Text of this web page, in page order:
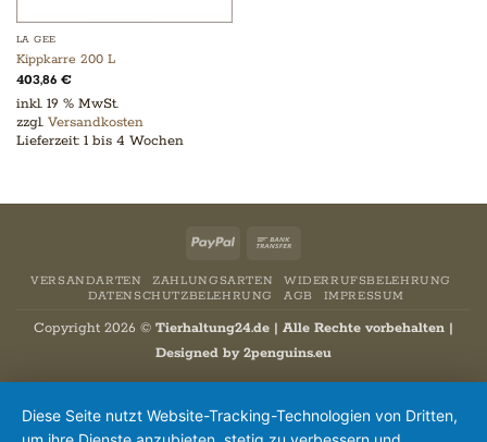
LA GEE
Kippkarre 200 L
403,86 €
inkl. 19 % MwSt.
zzgl. Versandkosten
Lieferzeit: 1 bis 4 Wochen
PayPal
VERSANDARTEN ZAHLUNGSARTEN
WIDERRUFSBELEHRUNG
DATENSCHUTZBELEHRUNG
AGB IMPRESSUM
Copyright 2026 © Tierhaltung24.de | Alle Rechte vorbehalten |
Designed by2penguins.eu
Diese Seite nutzt Website-Tracking-Technologien von Dritten,